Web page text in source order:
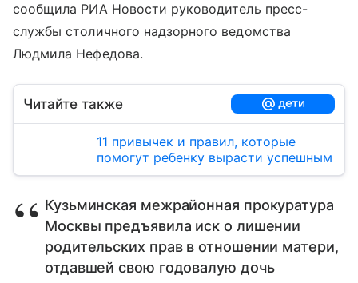
сообщила РИА Новости руководитель пресс-
службы столичного надзорного ведомства
Людмила Нефедова.
Читайте также
11 привычек и правил, которые
помогут ребенку вырасти успешным
Кузьминская межрайонная прокуратура
Москвы предъявила иск о лишении
родительских прав в отношении матери,
отдавшей свою годовалую дочь